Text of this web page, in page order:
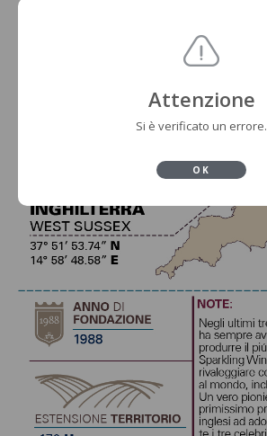
Attenzione
Si è verificato un errore.
OK